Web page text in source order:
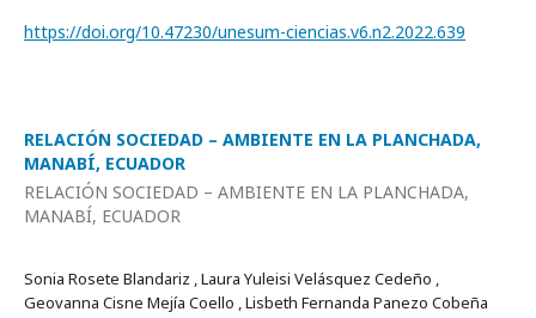
https://doi.org/10.47230/unesum-ciencias.v6.n2.2022.639
RELACIÓN SOCIEDAD – AMBIENTE EN LA PLANCHADA,
MANABÍ, ECUADOR
RELACIÓN SOCIEDAD – AMBIENTE EN LA PLANCHADA,
MANABÍ, ECUADOR
Sonia Rosete Blandariz , Laura Yuleisi Velásquez Cedeño ,
Geovanna Cisne Mejía Coello , Lisbeth Fernanda Panezo Cobeña